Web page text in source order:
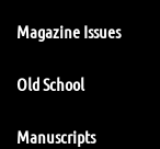
Magazine Issues
Old School
Manuscripts